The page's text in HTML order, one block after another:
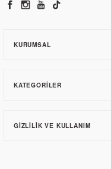
KURUMSAL
KATEGORILER
GIZLILIK VE KULLANIM